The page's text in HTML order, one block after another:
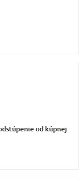
od kúpnej